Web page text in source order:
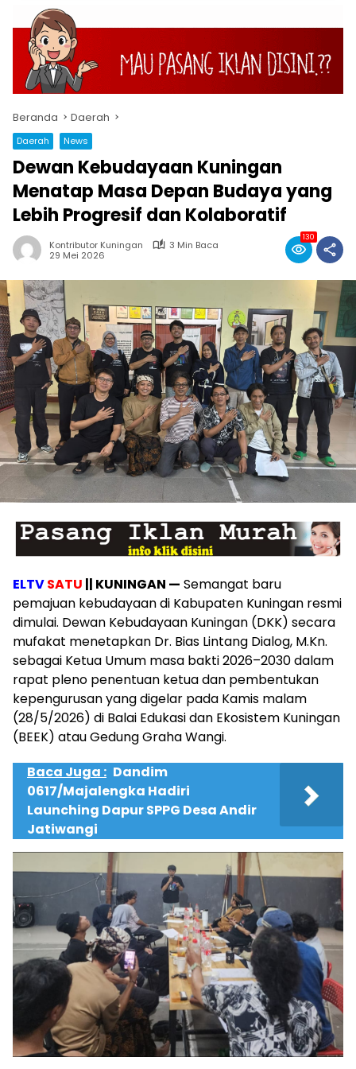
Beranda Daerah
Daerah News
Dewan Kebudayaan Kuningan
Menatap Masa Depan Budaya yang
Lebih Progresif dan Kolaboratif
Kontributor Kuningan
3 Min Baca
29 Mei 2026
130
ELTVSATU || KUNINGAN — Semangat baru
pemajuan kebudayaan di Kabupaten Kuningan resmi
dimulai. Dewan Kebudayaan Kuningan (DKK) secara
mufakat menetapkan Dr. Bias Lintang Dialog, M.Kn.
sebagai Ketua Umum masa bakti 2026–2030 dalam
rapat pleno penentuan ketua dan pembentukan
kepengurusan yang digelar pada Kamis malam
(28/5/2026) di Balai Edukasi dan Ekosistem Kuningan
(BEEK) atau Gedung Graha Wangi.
Baca Juga : Dandim
0617/Majalengka Hadiri
Launching Dapur SPPG Desa Andir
Jatiwangi